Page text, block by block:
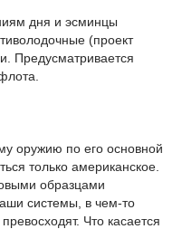
дня и эсминцы
(проект
Предусматривается
оружию по его основной
только американское.
образцами
системы, в чем-то
Что касается